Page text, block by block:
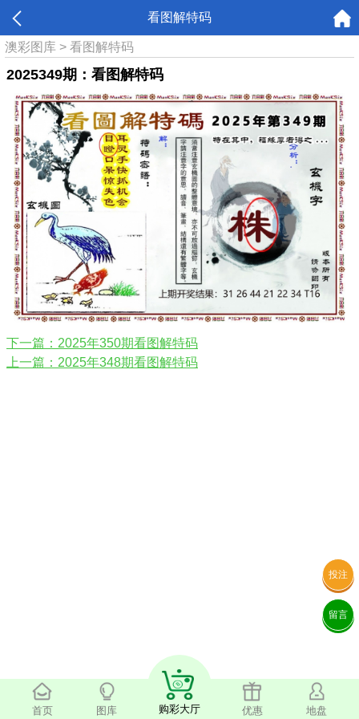
首页 图库 购彩大厅 优惠 地盘
投注
留言
看图解特码
澳彩图库 >看图解特码
2025349期：看图解特码
下一篇：2025年350期看图解特码
上一篇：2025年348期看图解特码